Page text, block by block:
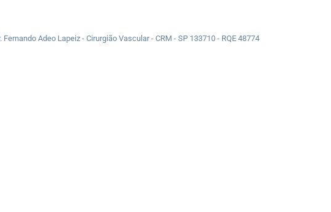
Fernando Adeo Lapeiz - Cirurgião Vascular - CRM - SP 133710 - RQE 48774